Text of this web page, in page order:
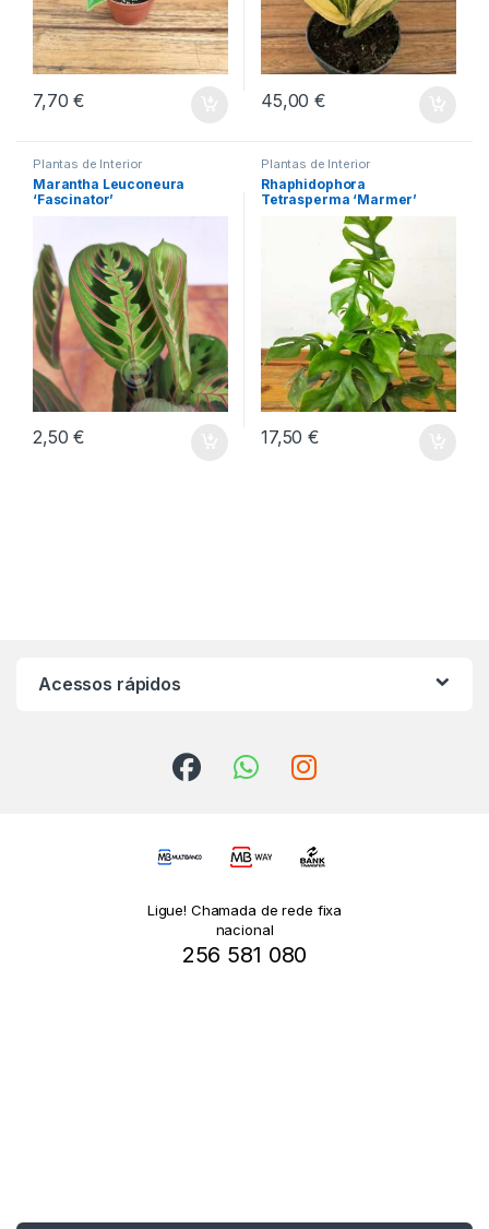
7,70€ 45,00€
Plantas de Interior
Marantha Leuconeura
‘Fascinator’
2,50€
Plantas de Interior
Rhaphidophora
Tetrasperma ‘Marmer’
17,50€
Acessos rápidos
Ligue! Chamada de rede fixa
nacional
256 581 080